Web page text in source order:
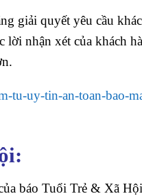
giải quyết yêu cầu
lời nhận xét của khách
tu-uy-tin-an-toan-bao-
báo Tuổi Trẻ & Xã Hội